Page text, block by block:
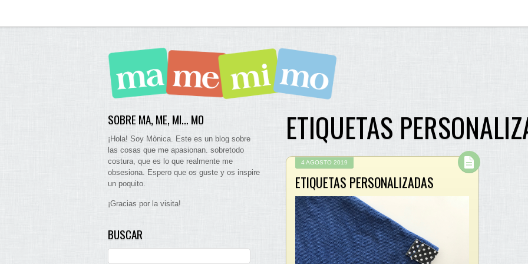
ETIQUETAS
4 AGOSTO 2019
ETIQUETAS PERSONALIZADAS
SOBRE MA, ME, MI… MO
¡Hola! Soy Mònica. Este es un blog sobre
las cosas que me apasionan. sobretodo
costura, que es lo que realmente me
obsesiona. Espero que os guste y os inspire
un poquito.
¡Gracias por la visita!
BUSCAR